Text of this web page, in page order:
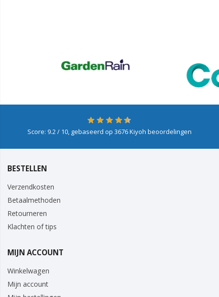
Score: 9.2/ 10, gebaseerd op 3676Kiyoh beoordelingen
BESTELLEN
Verzendkosten
Betaalmethoden
Retourneren
Klachten of tips
MIJN ACCOUNT
Winkelwagen
Mijn account